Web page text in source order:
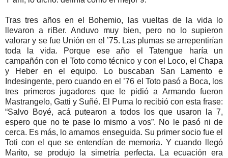
Tras tres años en el Bohemio, las vueltas de la vida lo
llevaron a riBer. Anduvo muy bien, pero no lo supieron
valorar y se fue Unión en el ’75. Las plumas se arrepentirían
toda la vida. Porque ese año el Tatengue haría un
campañón con el Toto como técnico y con el Loco, el Chapa
y Heber en el equipo. Lo buscaban San Lamento e
Indesingente, pero cuando en el ’76 el Toto pasó a Boca, los
tres primeros jugadores que le pidió a Armando fueron
Mastrangelo, Gatti y Suñé. El Puma lo recibió con esta frase:
“Salvo Boyé, acá putearon a todos los que usaron la 7,
espero que no te pase lo mismo a vos”. No le pasó ni de
cerca. Es más, lo amamos enseguida. Su primer socio fue el
Toti con el que se entendían de memoria. Y cuando llegó
Marito, se produjo la simetría perfecta. La ecuación era